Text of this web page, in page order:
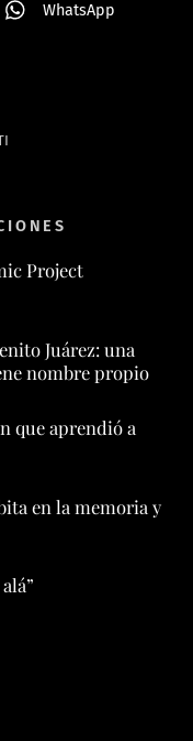
WhatsApp
Project
Juárez: una
nombre propio
que aprendió a
en la memoria y